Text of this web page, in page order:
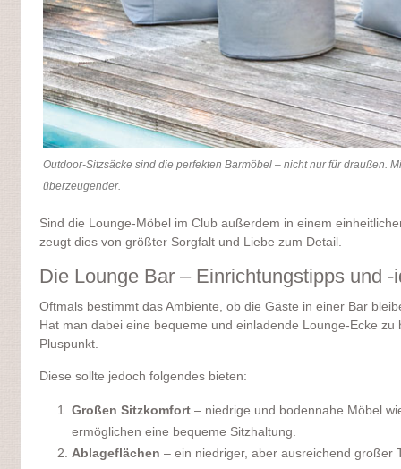
Outdoor-Sitzsäcke sind die perfekten Barmöbel – nicht nur für draußen.
überzeugender.
Sind die Lounge-Möbel im Club außerdem in einem
zeugt dies von größter Sorgfalt und Liebe zum Detail.
Die Lounge Bar – Einrichtungstipps und -
Oftmals bestimmt das Ambiente, ob die Gäste in einer Bar
Hat man dabei eine bequeme und einladende Lounge-Ecke
Pluspunkt.
Diese sollte jedoch folgendes bieten:
Großen Sitzkomfort – niedrige und bodennahe Möbel
ermöglichen eine bequeme Sitzhaltung.
Ablageflächen – ein niedriger, aber ausreichend großer